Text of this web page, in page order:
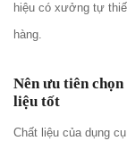
hiệu có xưởng tự
hàng.
Nên ưu tiên
liệu tốt
Chất liệu của dụng